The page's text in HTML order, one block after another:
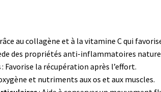
au collagène et à la vitamine C qui
des propriétés anti-inflammatoires
: Favorise la récupération après l’effort.
et nutriments aux os et aux muscles.